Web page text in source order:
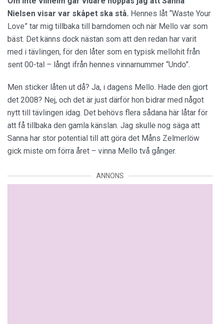
Nielsen visar var skåpet ska stå. Hennes låt “Waste Your
Love” tar mig tillbaka till barndomen och när Mello var som
bäst. Det känns dock nästan som att den redan har varit
med i tävlingen, för den låter som en typisk mellohit från
sent 00-tal – långt ifrån hennes vinnarnummer “Undo”.
Men sticker låten ut då? Ja, i dagens Mello. Hade den gjort
det 2008? Nej, och det är just därför hon bidrar med något
nytt till tävlingen idag. Det behövs flera sådana här låtar för
att få tillbaka den gamla känslan. Jag skulle nog säga att
Sanna har stor potential till att göra det Måns Zelmerlöw
gick miste om förra året – vinna Mello två gånger.
ANNONS